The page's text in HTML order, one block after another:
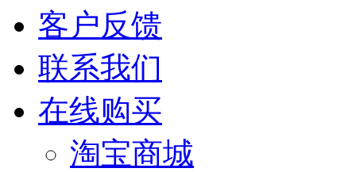
客户反馈
联系我们
在线购买
淘宝商城